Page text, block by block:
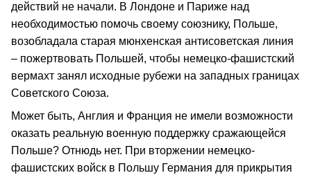
действий не начали. В Лондоне и Париже над
необходимостью помочь своему союзнику, Польше,
возобладала старая мюнхенская антисоветская линия
– пожертвовать Польшей, чтобы немецко-фашистский
вермахт занял исходные рубежи на западных границах
Советского Союза.
Может быть, Англия и Франция не имели возможности
оказать реальную военную поддержку сражающейся
Польше? Отнюдь нет. При вторжении немецко-
фашистских войск в Польшу Германия для прикрытия